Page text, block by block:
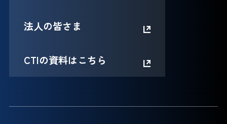
法人の皆さま
CTIの資料はこちら